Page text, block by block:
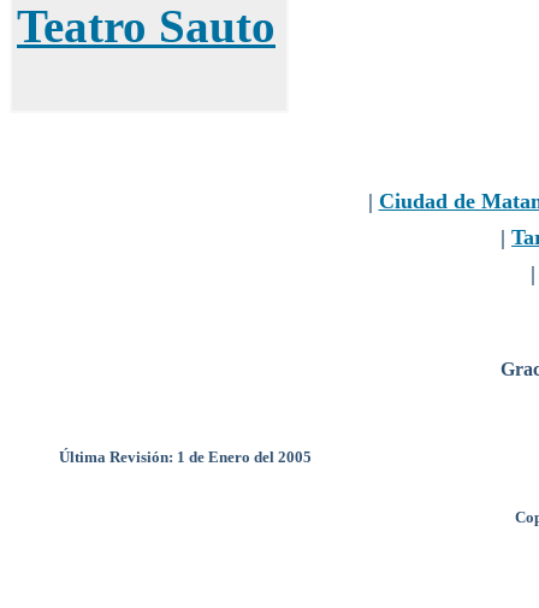
Teatro Sauto
| Ciudad de
|
Última Revisión: 1 de Enero del 2005